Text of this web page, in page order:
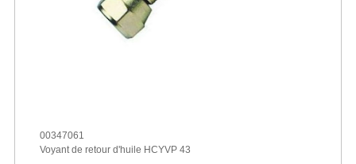
00347061
Voyant de retour d'huile HCYVP 43